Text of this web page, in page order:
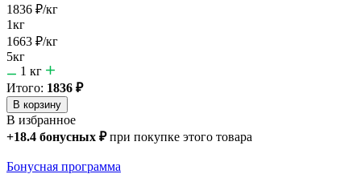
1836 ₽/кг
1кг
1663 ₽/кг
5кг
1 кг
Итого: 1836 ₽
В корзину
В избранное
+18.4 бонусных ₽ при покупке этого товара
Бонусная программа